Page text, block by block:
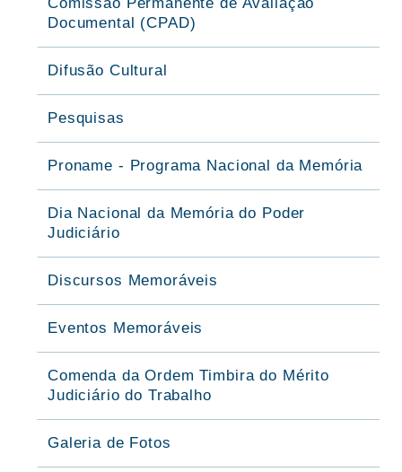
Documental (CPAD)
Difusão Cultural
Pesquisas
Proname - Programa Nacional da Memória
Dia Nacional da Memória do Poder
Judiciário
Discursos Memoráveis
Eventos Memoráveis
Comenda da Ordem Timbira do Mérito
Judiciário do Trabalho
Galeria de Fotos